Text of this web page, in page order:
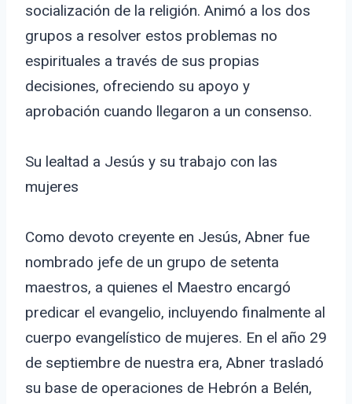
socialización de la religión. Animó a los dos
grupos a resolver estos problemas no
espirituales a través de sus propias
decisiones, ofreciendo su apoyo y
aprobación cuando llegaron a un consenso.
Su lealtad a Jesús y su trabajo con las
mujeres
Como devoto creyente en Jesús, Abner fue
nombrado jefe de un grupo de setenta
maestros, a quienes el Maestro encargó
predicar el evangelio, incluyendo finalmente al
cuerpo evangelístico de mujeres. En el año 29
de septiembre de nuestra era, Abner trasladó
su base de operaciones de Hebrón a Belén,